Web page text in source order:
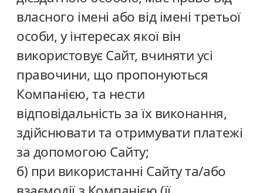
власного імені або від імені третьої
особи, у інтересах якої він
використовує Сайт, вчиняти усі
правочини, що пропонуються
Компанією, та нести
відповідальність за їх виконання,
здійснювати та отримувати платежі
за допомогою Сайту;
б) при використанні Сайту та/або